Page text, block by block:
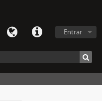
Entrar